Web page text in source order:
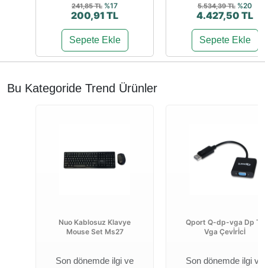
241,85 TL %17
200,91 TL
Sepete Ekle
5.534,39 TL %20
4.427,50 TL
Sepete Ekle
Bu Kategoride Trend Ürünler
Nuo Kablosuz Klavye
Mouse Set Ms27
Son dönemde ilgi ve
Qport Q-dp-vga Dp To
Vga Çevİrİcİ
Son dönemde ilgi ve